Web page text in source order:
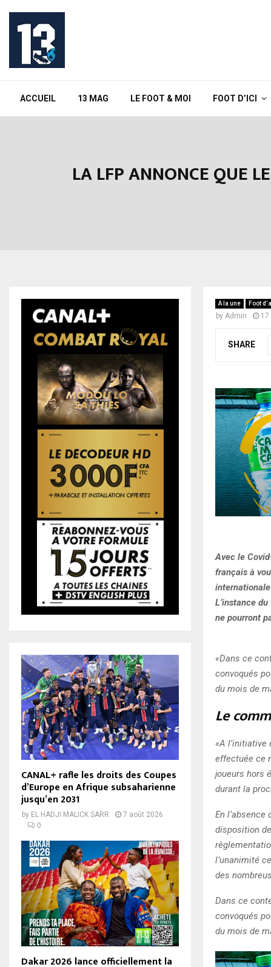
ACCUEIL 13 MAG LE FOOT & MOI FOOT D’ICI
LA LFP ANNONCE QUE
A la une Foot
by Admin 17
SHARE
Avec le
français à
L’instance
ne pourront
«Dans ce
convoqués
du mois de
Le
«A
effectuée ce
joueurs hors
durant la
En
disposition
l’unanimité
des
Dans ce
convoqués
du mois de
CANAL+ rafle les droits des Coupes
d’Europe en Afrique subsaharienne
jusqu’en 2031
by EL HADJI MALICK SARR
7 août 2026
0
Dakar 2026 lance officiellement la